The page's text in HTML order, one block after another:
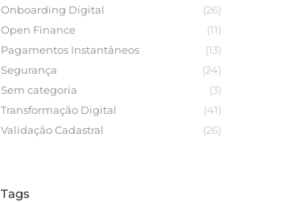
Onboarding Digital
(26)
Open Finance
(11)
Pagamentos Instantâneos
(13)
Segurança
(24)
Sem categoria
(3)
Transformação Digital
(41)
Validação Cadastral
(26)
Tags